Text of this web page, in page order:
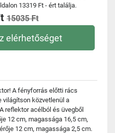
13319 Ft - ért találja.
15035 Ft
elérhetőséget
A fényforrás előtti rács
világítson közvetlenül a
reflektor acélból és üvegből
12 cm, magassága 16,5 cm,
12 cm, magassága 2,5 cm.